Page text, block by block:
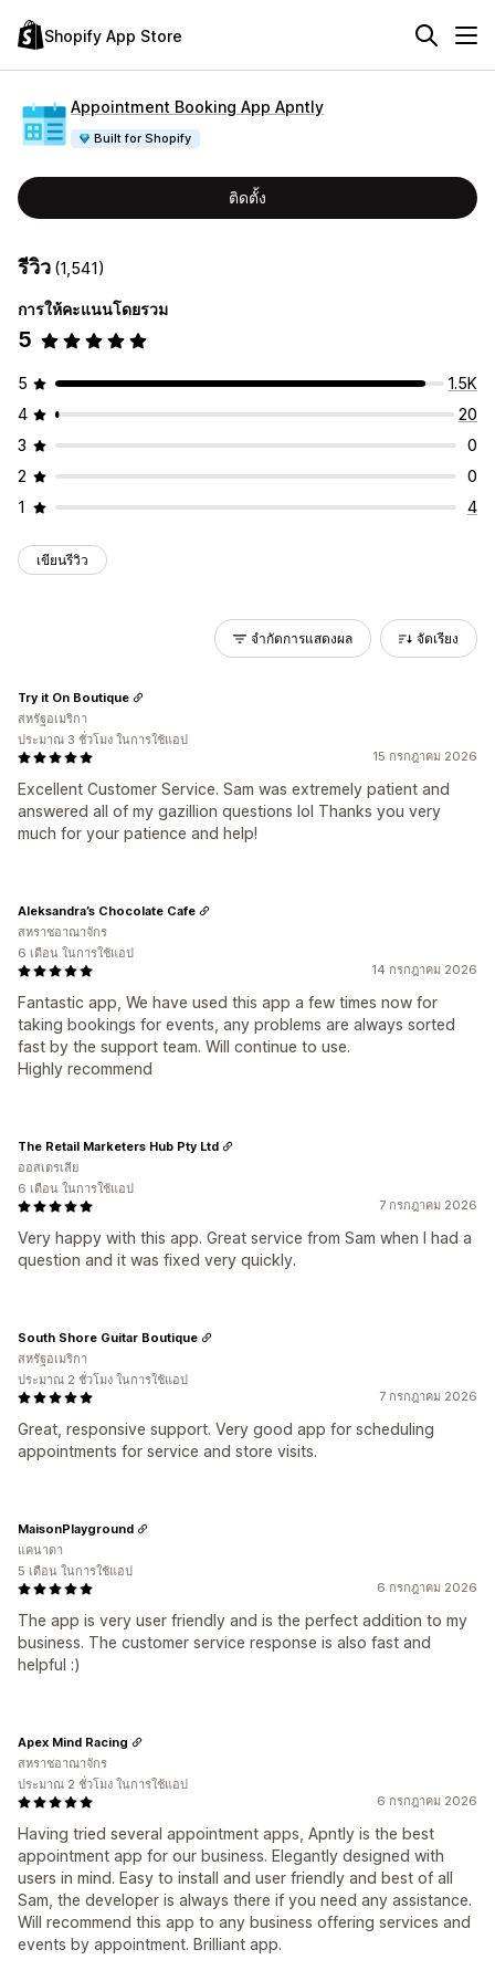
Shopify App Store
Appointment Booking App Apntly
Built for Shopify
ติดตั้ง
รีวิว (1,541)
การให้คะแนนโดยรวม
5
5
1.5K
4
20
3
0
2
0
1
4
เขียนรีวิว
จำกัดการแสดงผล จัดเรียง
15 กรกฎาคม 2026
Excellent Customer Service. Sam was extremely patient and
answered all of my gazillion questions lol Thanks you very
much for your patience and help!
Try it On Boutique
สหรัฐอเมริกา
ประมาณ 3 ชั่วโมง ในการใช้แอป
14 กรกฎาคม 2026
Fantastic app, We have used this app a few times now for
taking bookings for events, any problems are always sorted
fast by the support team. Will continue to use.
Highly recommend
Aleksandra’s Chocolate Cafe
สหราชอาณาจักร
6 เดือน ในการใช้แอป
7 กรกฎาคม 2026
Very happy with this app. Great service from Sam when I had a
question and it was fixed very quickly.
The Retail Marketers Hub Pty Ltd
ออสเตรเลีย
6 เดือน ในการใช้แอป
7 กรกฎาคม 2026
Great, responsive support. Very good app for scheduling
appointments for service and store visits.
South Shore Guitar Boutique
สหรัฐอเมริกา
ประมาณ 2 ชั่วโมง ในการใช้แอป
6 กรกฎาคม 2026
The app is very user friendly and is the perfect addition to my
business. The customer service response is also fast and
helpful :)
MaisonPlayground
แคนาดา
5 เดือน ในการใช้แอป
6 กรกฎาคม 2026
Having tried several appointment apps, Apntly is the best
appointment app for our business. Elegantly designed with
users in mind. Easy to install and user friendly and best of all
Sam, the developer is always there if you need any assistance.
Will recommend this app to any business offering services and
events by appointment. Brilliant app.
Apex Mind Racing
สหราชอาณาจักร
ประมาณ 2 ชั่วโมง ในการใช้แอป